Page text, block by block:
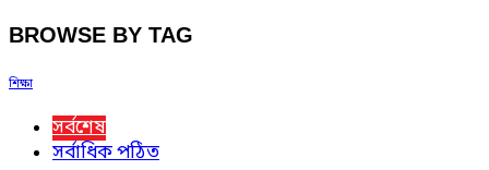
BROWSE BY TAG
শিক্ষা
সর্বশেষ
সর্বাধিক পঠিত